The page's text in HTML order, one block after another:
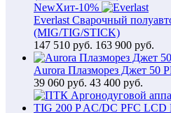
NewХит-10%
Everlast Сварочный
(MIG/TIG/STICK)
147 510 руб. 163 900 руб.
Aurora Плазморез Джет 50
39 060 руб. 43 400 руб.